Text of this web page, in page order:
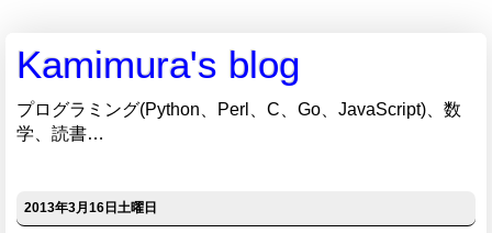
Kamimura's blog
プログラミング(Python、Perl、C、Go、JavaScript)、数
学、読書…
2013年3月16日土曜日